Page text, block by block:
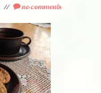
// no comments